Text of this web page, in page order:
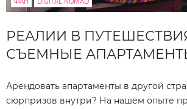
ФАН
DIGITAL NOMAD
РЕАЛИИ В
СЪЕМНЫЕ
Арендовать апартаменты в другой
сюрпризов внутри? На нашем опыте